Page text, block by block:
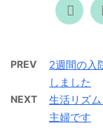
PREV
2週間の入
しました
NEXT
生活リズ
主婦です